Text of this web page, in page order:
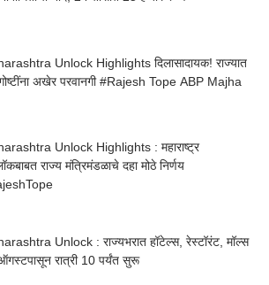
Unlock Highlights दिलासादायक! राज्यात
अखेर परवानगी #Rajesh Tope ABP Majha
Unlock Highlights : महाराष्ट्र
राज्य मंत्रिमंडळाचे दहा मोठे निर्णय
Unlock : राज्यभरात हॉटेल्स, रेस्टॉरंट, मॉल्स
रात्री 10 पर्यंत सुरू